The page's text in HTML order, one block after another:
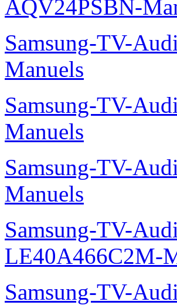
AQV24PSBN-
Samsung-TV-
Manuels
Samsung-TV-
Manuels
Samsung-TV-
Manuels
Samsung-TV-
LE40A466C2M-
Samsung-TV-